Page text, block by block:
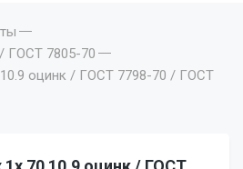
ГОСТ 7805-70
10.9 оцинк / ГОСТ 7798-70 / ГОСТ